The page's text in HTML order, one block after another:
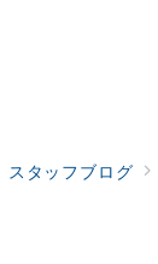
スタッフブログ